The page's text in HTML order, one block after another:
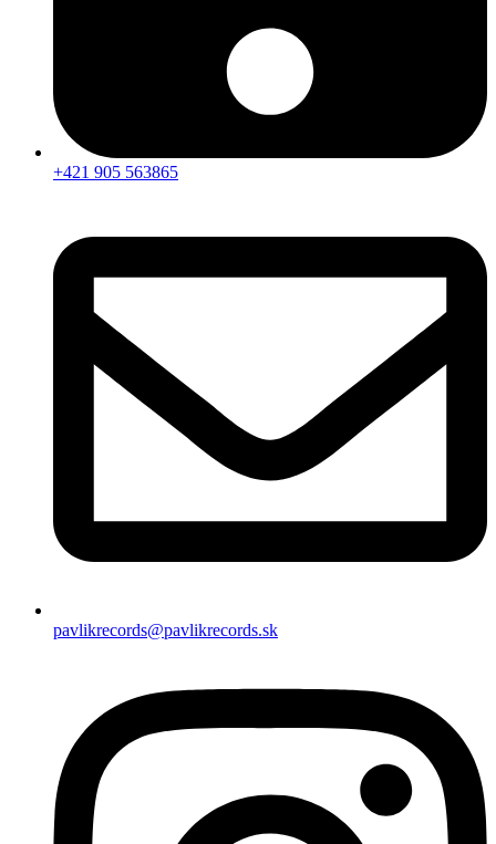
+421 905 563865
pavlikrecords@pavlikrecords.sk